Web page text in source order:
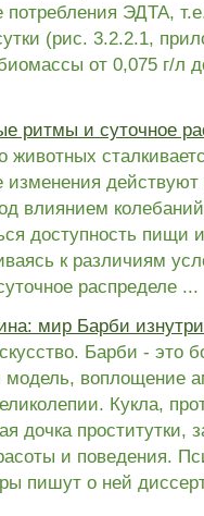
потребления ЭДТА,
(рис. 3.2.2.1,
от 0,075 г/л
ритмы и суточное
животных
изменения действуют
влиянием
доступность пищи
к различиям
распределе ...
мир Барби
Барби - это
модель, воплощение
Кукла,
дочка
и поведения.
пишут о ней